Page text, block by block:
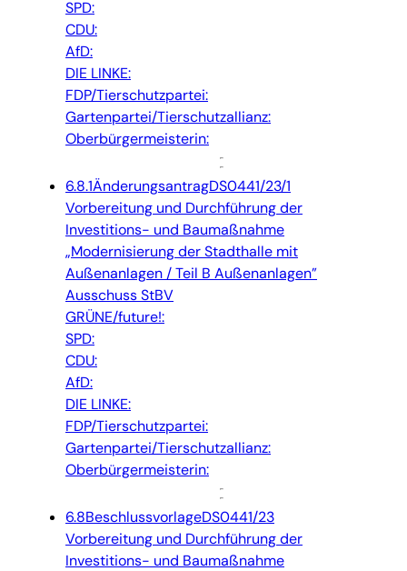
SPD:
CDU:
AfD:
DIE LINKE:
FDP/Tierschutzpartei:
Gartenpartei/Tierschutzallianz:
Oberbürgermeisterin:
6.8.1ÄnderungsantragDS0441/23/1
Vorbereitung und Durchführung der
Investitions- und Baumaßnahme
„Modernisierung der Stadthalle mit
Außenanlagen / Teil B Außenanlagen”
Ausschuss StBV
GRÜNE/future!:
SPD:
CDU:
AfD:
DIE LINKE:
FDP/Tierschutzpartei:
Gartenpartei/Tierschutzallianz:
Oberbürgermeisterin:
6.8BeschlussvorlageDS0441/23
Vorbereitung und Durchführung der
Investitions- und Baumaßnahme